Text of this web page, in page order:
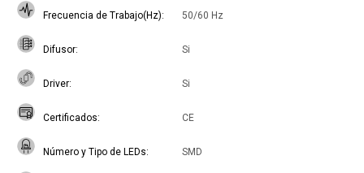
Frecuencia de Trabajo(Hz) 50/60 Hz
Difusor Si
Driver Si
Certificados CE
Número y Tipo de LEDs SMD